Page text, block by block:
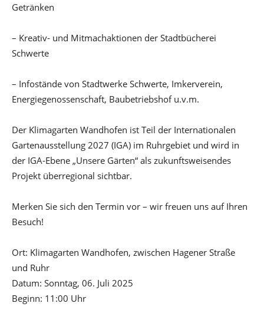
Getränken
– Kreativ- und Mitmachaktionen der Stadtbücherei
Schwerte
– Infostände von Stadtwerke Schwerte, Imkerverein,
Energiegenossenschaft, Baubetriebshof u.v.m.
Der Klimagarten Wandhofen ist Teil der Internationalen
Gartenausstellung 2027 (IGA) im Ruhrgebiet und wird in
der IGA-Ebene „Unsere Gärten“ als zukunftsweisendes
Projekt überregional sichtbar.
Merken Sie sich den Termin vor – wir freuen uns auf Ihren
Besuch!
Ort: Klimagarten Wandhofen, zwischen Hagener Straße
und Ruhr
Datum: Sonntag, 06. Juli 2025
Beginn: 11:00 Uhr